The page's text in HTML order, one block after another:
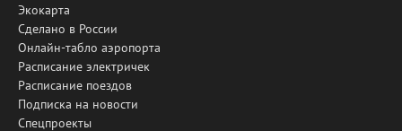
Экокарта
Сделано в России
Онлайн-табло аэропорта
Расписание электричек
Расписание поездов
Подписка на новости
Спецпроекты